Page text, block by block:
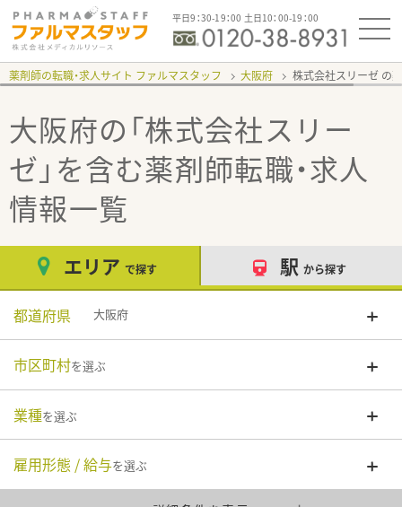
平日9：30-19：00 土日10：00-19：00
薬剤師の転職・求人サイト ファルマスタッフ 大阪府 株式会社スリーゼ
大阪府の「株式会社スリー
ゼ」 を含む薬剤師転職・求人
情報一覧
エリア で探す 駅 から探す
都道府県 大阪府
市区町村を選ぶ
業種を選ぶ
雇用形態 / 給与を選ぶ